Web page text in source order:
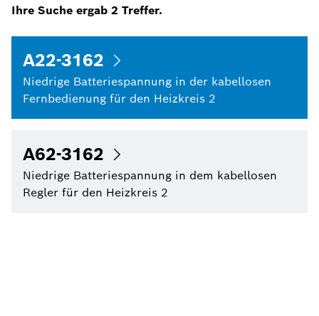
Ihre Suche ergab 2 Treffer.
A22-3162
Niedrige Batteriespannung in der kabellosen
Fernbedienung für den Heizkreis 2
A62-3162
Niedrige Batteriespannung in dem kabellosen
Regler für den Heizkreis 2